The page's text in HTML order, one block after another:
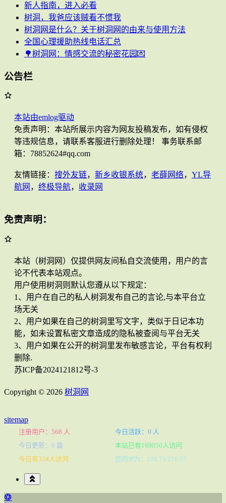
新人指南，进入必看
树洞，我爸应该贼看不惯我
树洞网是什么？关于树洞网的由来与使用方法
全国心理援助热线电话汇总
🌳树洞网：情感交流的秘密花园💌
公告栏
本站由emlog驱动
免责声明：本站所展示内容为网友投稿发布，如有侵权
等违规信息，请联系客服进行删除处理！ 事务联系邮
箱：78852624#qq.com
友情链接： 搜外友链， 新乡收银系统， 老薛网络， YL导
航网 ， 终极导航， 收录网
免责声明：
本站（树洞网）仅提供网友间私自交流使用，用户的言
论不代表本站观点。
用户使用树洞则默认您遵从以下规定：
1、用户在自己的私人树洞发布自己的言论,与本平台立
场无关
2、用户如果在自己的树洞里写文字，类似于日记本功
能，如未设置私密文章造成的隐私被查阅与平台无关
3、用户如果在公开的树洞里发布敏感言论，平台有权利
删除.
苏ICP备2024121812号-3
Copyright © 2026 树洞网
sitemap
注册用户：568 人
今日活跃：0 人
今日更新：0 篇
本站已有169050人访问
今日有334人访问
您的IP为：216.73.216.57